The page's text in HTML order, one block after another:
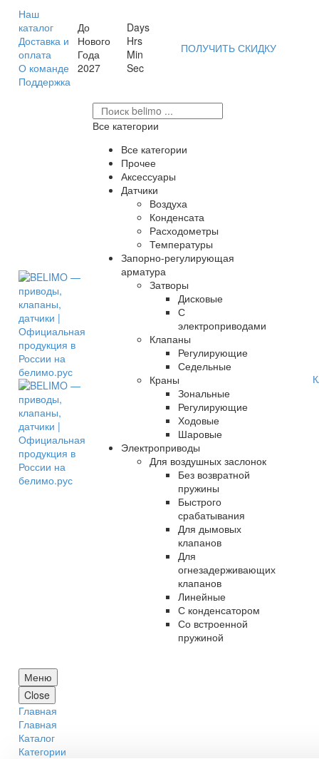
Наш
каталог
Доставка и
оплата
О команде
Поддержка
До
Нового
Года
2027
Days
Hrs
Min
Sec
ПОЛУЧИТЬ СКИДКУ
Все категории
Все категории
Прочее
Аксессуары
Датчики
Воздуха
Конденсата
Расходометры
Температуры
Запорно-регулирующая
арматура
Затворы
Дисковые
С
электроприводами
Клапаны
Регулирующие
Седельные
Краны
Зональные
Регулирующие
Ходовые
Шаровые
Электроприводы
Для воздушных заслонок
Без возвратной
пружины
Быстрого
срабатывания
Для дымовых
клапанов
Для
огнезадерживающих
клапанов
Линейные
С конденсатором
Со встроенной
пружиной
Меню
Close
Главная
Главная
Каталог
Категории